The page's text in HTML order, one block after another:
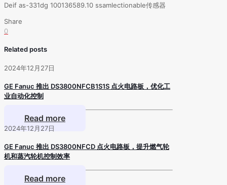
Deif as-331dg 100136589.10 ssamlectionable传感器
Share
0
Related posts
2024年12月27日
GE Fanuc 推出 DS3800NFCB1S1S 点火电路板，优化工
业自动化控制
Read more
2024年12月27日
GE Fanuc 推出 DS3800NFCD 点火电路板，提升燃气轮
机和蒸汽轮机控制效率
Read more